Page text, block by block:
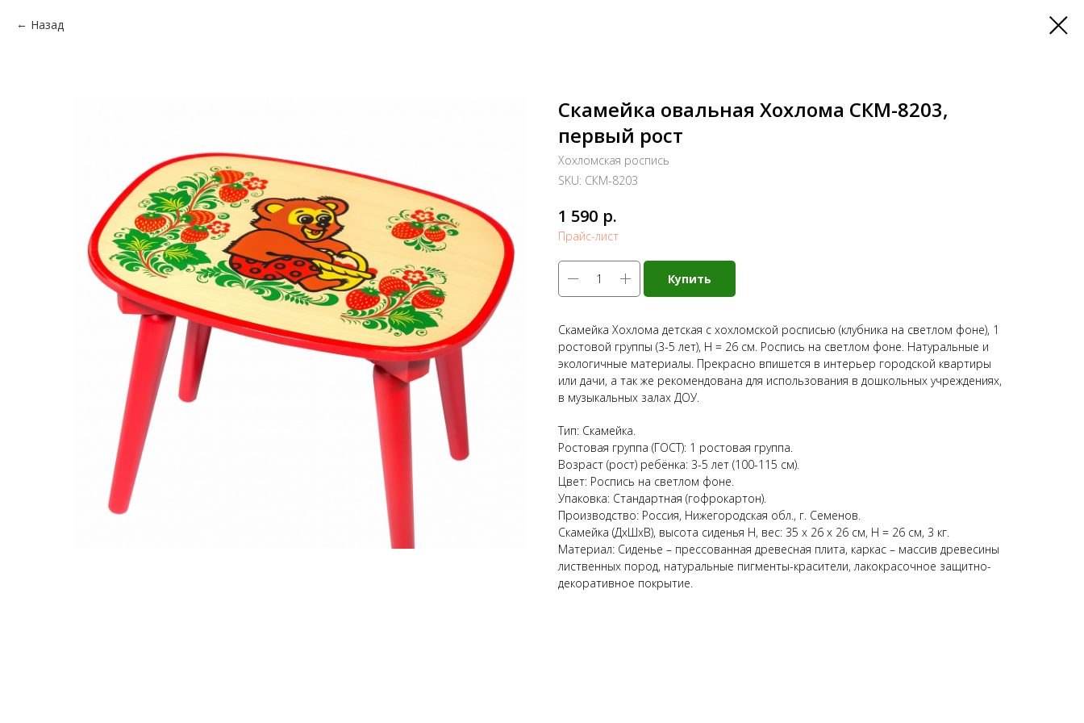
Назад
Скамейка овальная Хохлома СКМ-8203,
первый рост
Хохломская роспись
SKU: СКМ-8203
1 590 р.
Прайс-лист
Купить
Скамейка Хохлома детская с хохломской росписью (клубника на светлом фоне), 1
ростовой группы (3-5 лет), Н = 26 см. Роспись на светлом фоне. Натуральные и
экологичные материалы. Прекрасно впишется в интерьер городской квартиры
или дачи, а так же рекомендована для использования в дошкольных учреждениях,
в музыкальных залах ДОУ.
Тип: Скамейка.
Ростовая группа (ГОСТ): 1 ростовая группа.
Возраст (рост) ребёнка: 3-5 лет (100-115 см).
Цвет: Роспись на светлом фоне.
Упаковка: Стандартная (гофрокартон).
Производство: Россия, Нижегородская обл., г. Семенов.
Скамейка (ДхШхВ), высота сиденья Н, вес: 35 х 26 х 26 см, Н = 26 см, 3 кг.
Материал: Сиденье – прессованная древесная плита, каркас – массив древесины
лиственных пород, натуральные пигменты-красители, лакокрасочное защитно-
декоративное покрытие.